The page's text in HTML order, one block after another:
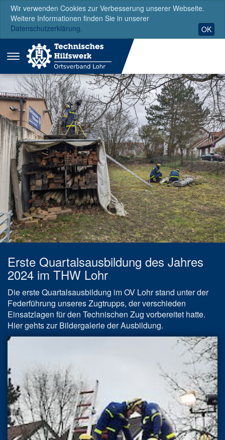
Wir verwenden Cookies zur Verbesserung unserer Webseite.
Weitere Informationen finden Sie in unserer
Datenschutzerklärung.
OK
Menü
ausklappen
Erste Quartalsausbildung des Jahres
2024 im THW Lohr
Die erste Quartalsausbildung im OV Lohr stand unter der
Federführung unseres Zugtrupps, der verschieden
Einsatzlagen für den Technischen Zug vorbereitet hatte.
Hier gehts zur Bildergalerie der Ausbildung.